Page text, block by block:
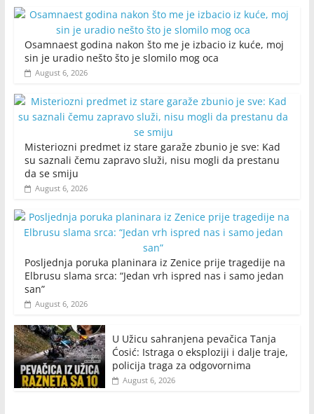
Osamnaest godina nakon što me je izbacio iz kuće, moj
sin je uradio nešto što je slomilo mog oca
August 6, 2026
Misteriozni predmet iz stare garaže zbunio je sve: Kad
su saznali čemu zapravo služi, nisu mogli da prestanu
da se smiju
August 6, 2026
Posljednja poruka planinara iz Zenice prije tragedije na
Elbrusu slama srca: “Jedan vrh ispred nas i samo jedan
san”
August 6, 2026
U Užicu sahranjena pevačica Tanja
Ćosić: Istraga o eksploziji i dalje traje,
policija traga za odgovornima
August 6, 2026